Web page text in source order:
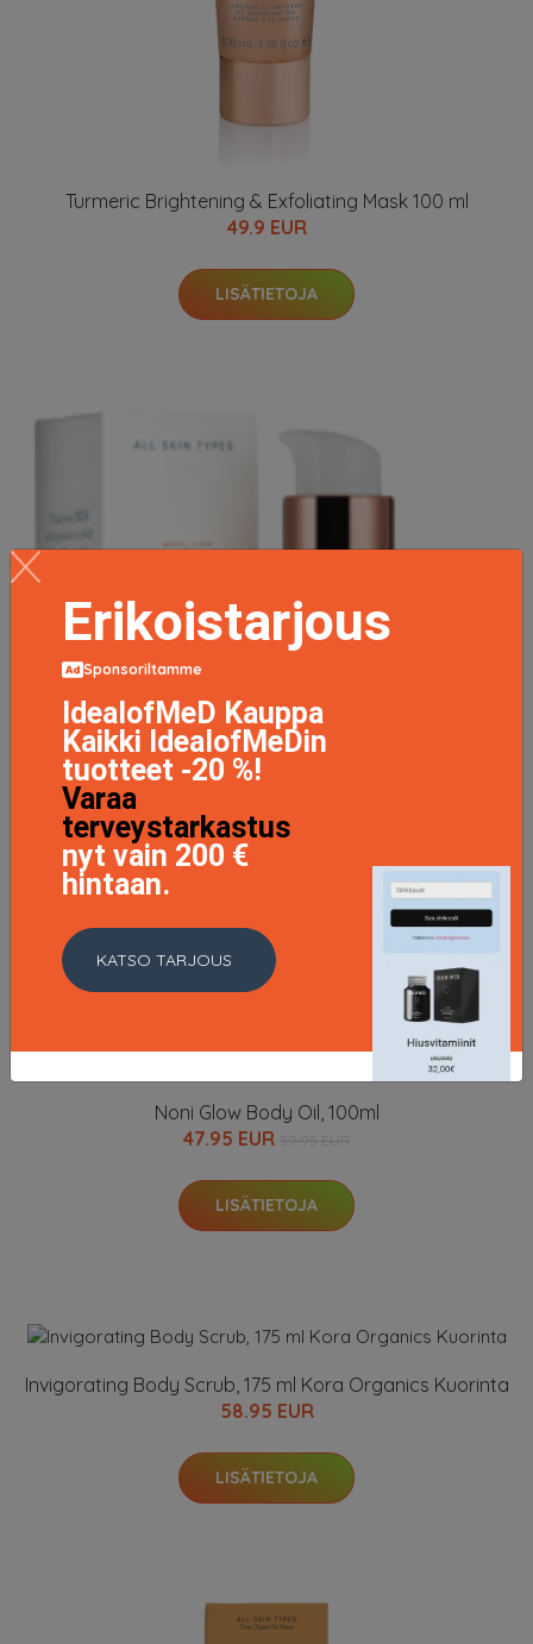
Turmeric Brightening & Exfoliating Mask 100 ml
49.9 EUR
LISÄTIETOJA
Noni Glow Body Oil, 100ml
47.95 EUR
LISÄTIETOJA
Invigorating Body Scrub, 175 ml Kora Organics Kuorinta
58.95 EUR
LISÄTIETOJA
Erikoistarjous
Sponsoriltamme
IdealofMeD Kauppa
Kaikki IdealofMeDin
tuotteet -20 %!
Varaa
terveystarkastus
nyt vain 200 €
hintaan.
KATSO TARJOUS